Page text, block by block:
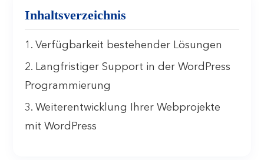
Inhaltsverzeichnis
1. Verfügbarkeit bestehender Lösungen
2. Langfristiger Support in der WordPress
Programmierung
3. Weiterentwicklung Ihrer Webprojekte
mit WordPress